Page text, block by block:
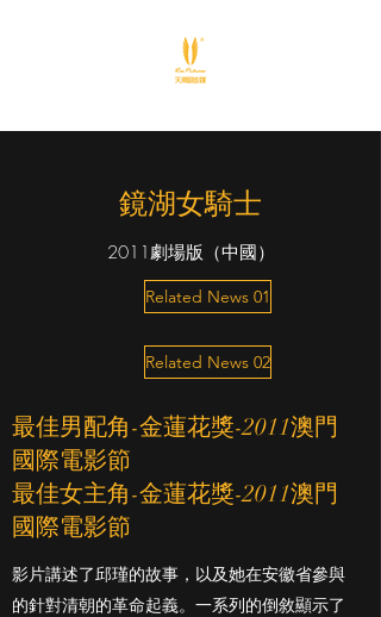
鏡湖女騎士
2011劇場版（中國）
Related News 01
Related News 02
最佳男配角-金蓮花獎-2011澳門
國際電影節
最佳女主角-金蓮花獎-2011澳門
國際電影節
影片講述了邱瑾的故事，以及她在安徽省參與
的針對清朝的革命起義。一系列的倒敘顯示了